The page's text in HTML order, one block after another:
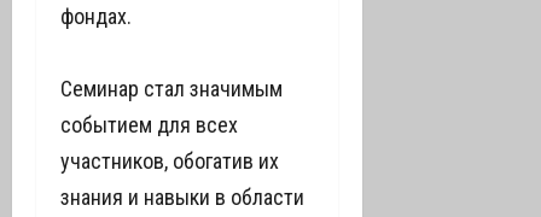
фондах.
Семинар стал значимым
событием для всех
участников, обогатив их
знания и навыки в области